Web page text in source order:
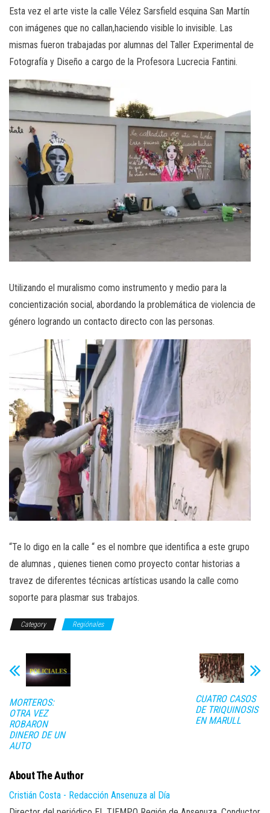
Esta vez el arte viste la calle Vélez Sarsfield esquina San Martín
con imágenes que no callan,haciendo visible lo invisible. Las
mismas fueron trabajadas por alumnas del Taller Experimental de
Fotografía y Diseño a cargo de la Profesora Lucrecia Fantini.
Utilizando el muralismo como instrumento y medio para la
concientización social, abordando la problemática de violencia de
género logrando un contacto directo con las personas.
“Te lo digo en la calle “ es el nombre que identifica a este grupo
de alumnas , quienes tienen como proyecto contar historias a
travez de diferentes técnicas artísticas usando la calle como
soporte para plasmar sus trabajos.
Category Regiónales
MORTEROS:
OTRA VEZ
ROBARON
DINERO DE UN
AUTO
CUATRO CASOS
DE TRIQUINOSIS
EN MARULL
About The Author
Cristián Costa - Redacción Ansenuza al Día